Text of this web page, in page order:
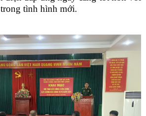
tình hình mới.